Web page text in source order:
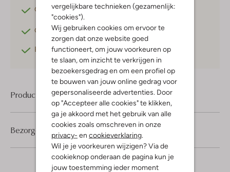
vergelijkbare technieken (gezamenlijk:
"cookies").
Wij gebruiken cookies om ervoor te
zorgen dat onze website goed
functioneert, om jouw voorkeuren op
te slaan, om inzicht te verkrijgen in
bezoekersgedrag en om een profiel op
te bouwen van jouw online gedrag voor
gepersonaliseerde advertenties. Door
op "Accepteer alle cookies" te klikken,
ga je akkoord met het gebruik van alle
cookies zoals omschreven in onze
privacy- en cookieverklaring.
Wil je je voorkeuren wijzigen? Via de
cookieknop onderaan de pagina kun je
jouw toestemming ieder moment
Gratis verzendingvanaf €75,-
Gratis retournerenbinnen 30 dagen*
Betaal achterafmet Klarna
Product informatie
Bezorgen & retourneren